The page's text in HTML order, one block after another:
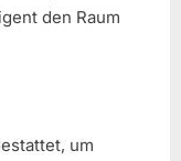
den Raum
um